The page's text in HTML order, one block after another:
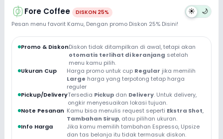
Fore Coffee DISKON 25% ☀️ 🌙
Pesan menu favorit Kamu, Dengan promo Diskon 25% Disini!
Promo & DiskonDiskon tidak ditampilkan di awal, tetapi akan
otomatis terlihat di keranjang setelah
menu kamu pilih.
Ukuran Cup
Harga promo untuk cup Regular jika memilih
Large harga yang terpotong tetap harga
reguler
Pickup/DeliveryTersedia Pickup dan Delivery. Untuk delivery,
ongkir menyesuaikan lokasi tujuan.
Note Pesanan Kamu bisa menulis request seperti Ekstra Shot,
Tambahan Sirup, atau pilihan ukuran.
Info Harga
Jika kamu memilih tambahan Espresso, Upsize
dan tas belanja itu tidak termasuk diskon.
Fore Coffee